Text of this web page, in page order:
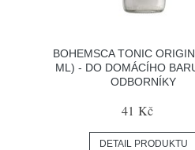
BOHEMSCA TONIC
ML) - DO DOMÁCÍHO
ODBORNÍKY
41 Kč
DETAIL PRODUKTU